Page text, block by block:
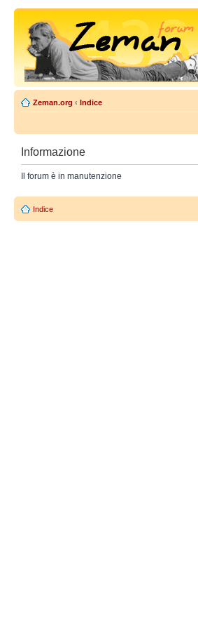
Zeman.org ‹ Indice
Informazione
Il forum è in manutenzione
Indice